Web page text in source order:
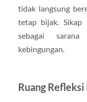
tidak langsung
tetap bijak. Sikap
sebagai
kebingungan.
Ruang